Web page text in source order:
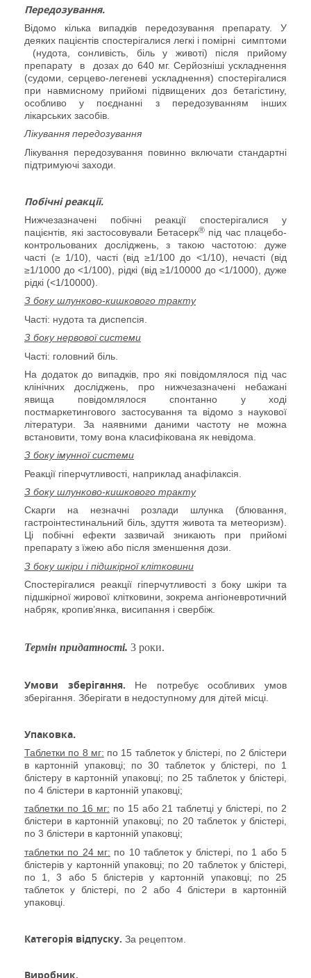
Передозування.
Відомо кілька випадків передозування препарату. У
деяких пацієнтів спостерігалися легкі і помірні симптоми
(нудота, сонливість, біль у животі) після прийому
препарату
в
дозах до 640 мг. Серйозніші ускладнення
(судоми, серцево-легеневі ускладнення) спостерігалися
при навмисному прийомі підвищених доз бетагістину,
особливо у поєднанні з передозуванням інших
лікарських засобів.
Лікування передозування
Лікування передозування повинно включати стандартні
підтримуючі заходи.
Побічні реакції.
Нижчезазначені побічні реакції спостерігалися у
пацієнтів, які застосовували Бетасерк®під час плацебо-
контрольованих досліджень, з такою частотою: дуже
часті (≥ 1/10), часті (від ≥1/100 до <1/10), нечасті (від
≥1/1000 до <1/100), рідкі (від ≥1/10000 до <1/1000), дуже
рідкі (<1/10000).
З боку шлунково-кишкового тракту
Часті: нудота та диспепсія.
З боку нервової системи
Часті: головний біль.
На додаток до випадків, про які повідомлялося під час
клінічних досліджень, про нижчезазначені небажані
явища повідомлялося спонтанно у ході
постмаркетингового застосування та відомо з наукової
літератури. За наявними даними частоту не
можна
встановити, тому вона класифікована як невідома.
З боку імунної системи
Реакції гіперчутливості, наприклад анафілаксія.
З боку шлунково-кишкового тракту
Скарги на незначні розлади шлунка (блювання,
гастроінтестинальний біль, здуття живота та метеоризм).
Ці побічні ефекти зазвичай зникають при прийомі
препарату з їжею або після зменшення дози.
З боку шкіри і підшкірної клітковини
Спостерігалися реакції гіперчутливості з боку шкіри та
підшкірної жирової клітковини, зокрема ангіоневротичний
набряк, кропив’янка, висипання і свербіж.
Термін придатності. 3 роки.
Умови зберігання.
Не потребує особливих умов
зберігання. Зберігати в недоступному для дітей місці
Упаковка.
Таблетки по 8 мг: по 15 таблеток у блістері, по 2 блістери
в картонній упаковці; по 30 таблеток у блістері, по 1
блістеру в картонній упаковці; по 25 таблеток у блістері,
по 4 блістери в картонній упаковці;
таблетки по 16 мг: по 15 або 21 таблетці у блістері, по 2
блістери в картонній упаковці; по 20 таблеток у блістері,
по 3 блістери в картонній упаковці;
таблетки по 24 мг: по 10 таблеток у блістері, по 1 або5
блістеріву картонній упаковці; по 20 таблеток у блістері,
по 1, 3 або 5 блістеріву картонній упаковці; по 25
таблеток у блістері, по 2 або 4 блістери в картонній
упаковці.
Категорія відпуску. За рецептом.
Виробник.